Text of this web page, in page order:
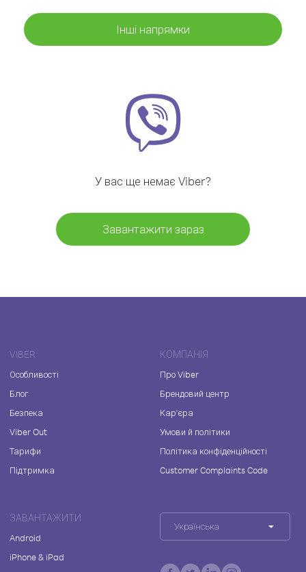
Інші напрямки
У вас ще немає Viber?
Завантажити зараз
VIBER
Особливості
Блог
Безпека
Viber Out
Тарифи
Підтримка
КОМПАНІЯ
Про Viber
Брендовий центр
Кар'єра
Умови й політики
Політика конфіденційності
Customer Complaints Code
ЗАВАНТАЖИТИ
Android
iPhone & iPad
Українська